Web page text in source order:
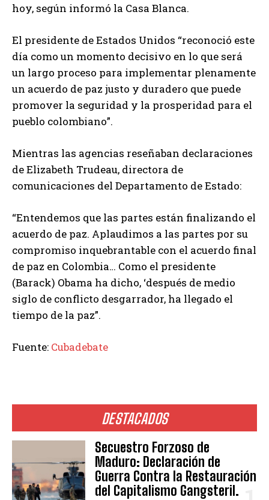
DESTACADOS
Secuestro Forzoso de
Maduro: Declaración de
Guerra Contra la Restauración
del Capitalismo Gangsteril.
hoy, según informó la Casa Blanca.
El presidente de Estados Unidos “reconoció este
día como un momento decisivo en lo que será
un largo proceso para implementar plenamente
un acuerdo de paz justo y duradero que puede
promover la seguridad y la prosperidad para el
pueblo colombiano”.
Mientras las agencias reseñaban declaraciones
de Elizabeth Trudeau, directora de
comunicaciones del Departamento de Estado:
“Entendemos que las partes están finalizando el
acuerdo de paz. Aplaudimos a las partes por su
compromiso inquebrantable con el acuerdo final
de paz en Colombia… Como el presidente
(Barack) Obama ha dicho, ‘después de medio
siglo de conflicto desgarrador, ha llegado el
tiempo de la paz”.
Fuente: Cubadebate